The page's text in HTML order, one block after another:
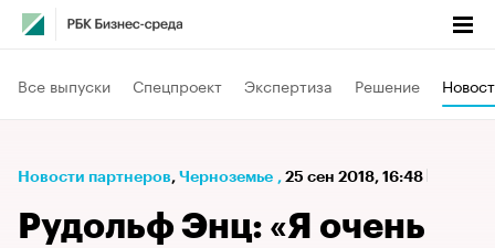
Все выпуски Спецпроект Экспертиза Решение
Новости партнеров⁠, Черноземье , 25 сен 2018, 16:48
Рудольф Энц: «Я очень